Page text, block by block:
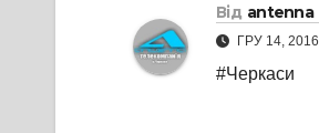
Від antenna
ГРУ 14, 2016
#Черкаси